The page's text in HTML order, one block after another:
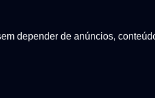
depender de anúncios,